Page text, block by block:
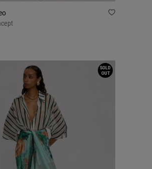
SOLD
OUT